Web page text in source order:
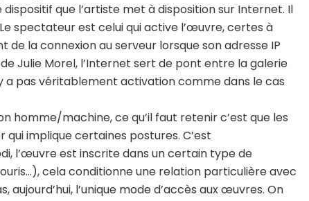
dispositif que l’artiste met à disposition sur Internet. Il
spectateur est celui qui active l’œuvre, certes à
de la connexion au serveur lorsque son adresse IP
Julie Morel, l’Internet sert de pont entre la galerie
a pas véritablement activation comme dans le cas
homme/machine, ce qu’il faut retenir c’est que les
implique certaines postures. C’est
l’œuvre est inscrite dans un certain type de
cela conditionne une relation particulière avec
l’unique mode d’accès aux œuvres. On